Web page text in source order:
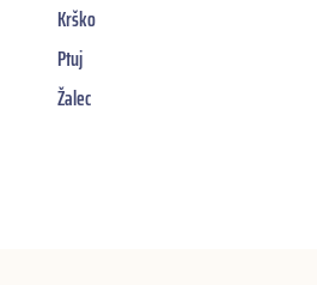
Krško
Ptuj
Žalec